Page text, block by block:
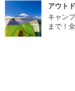
アウト
キャン
まで！